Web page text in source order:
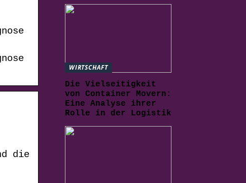
die
WIRTSCHAFT
Die Vielseitigkeit
von Container Movern:
Eine Analyse ihrer
Rolle in der Logistik